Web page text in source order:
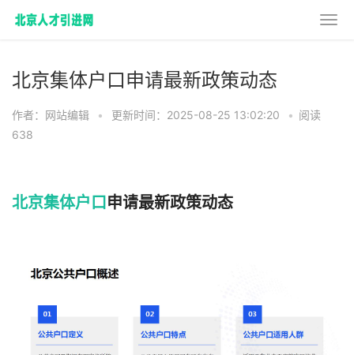
北京集体户口申请最新政策动态
作者：网站编辑 • 更新时间：2025-08-25 13:02:20 • 阅读
638
北京集体户口 申请最新政策动态